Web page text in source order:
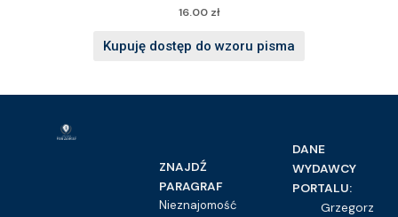
16.00 zł
Kupuję dostęp do wzoru pisma
ZNAJDŹ
PARAGRAF
Nieznajomość
DANE
WYDAWCY
PORTALU:
Grzegorz